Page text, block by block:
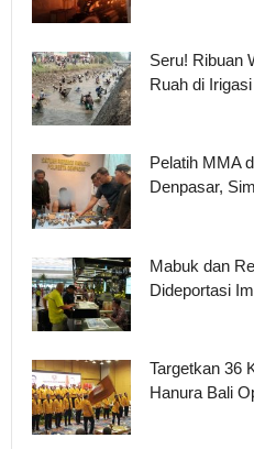
Seru! Ribuan
Ruah di
Pelatih MMA
Denpasar,
Mabuk dan
Dideportasi
Targetkan 36
Hanura Bali